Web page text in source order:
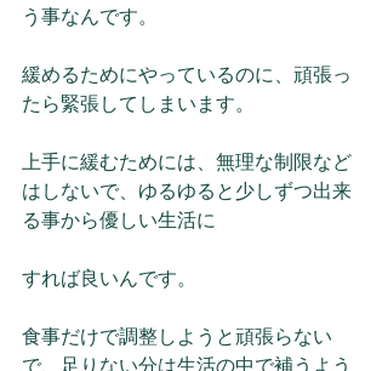
う事なんです。
緩めるためにやっているのに、頑張っ
たら緊張してしまいます。
上手に緩むためには、無理な制限など
はしないで、ゆるゆると少しずつ出来
る事から優しい生活に
すれば良いんです。
食事だけで調整しようと頑張らない
で、足りない分は生活の中で補うよう